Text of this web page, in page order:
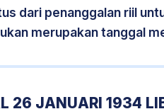
dari penanggalan riil
merupakan tanggal
26 JANUARI 1934